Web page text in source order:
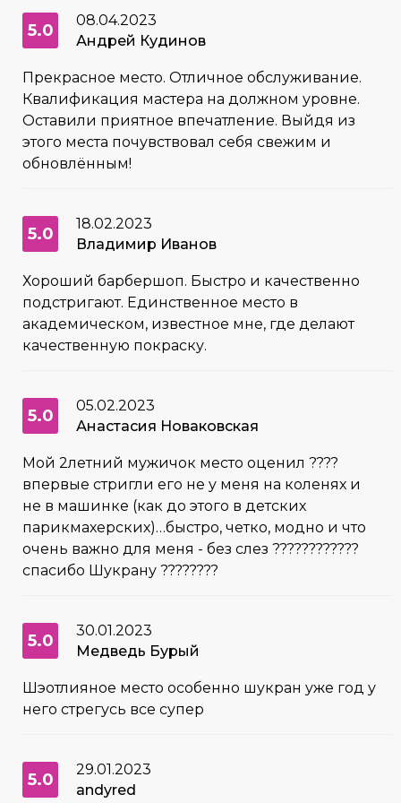
5.0
08.04.2023
Андрей Кудинов
Прекрасное место. Отличное обслуживание.
Квалификация мастера на должном уровне.
Оставили приятное впечатление. Выйдя из
этого места почувствовал себя свежим и
обновлённым!
5.0
18.02.2023
Владимир Иванов
Хороший барбершоп. Быстро и качественно
подстригают. Единственное место в
академическом, известное мне, где делают
качественную покраску.
5.0
05.02.2023
Анастасия Новаковская
Мой 2летний мужичок место оценил ????
впервые стригли его не у меня на коленях и
не в машинке (как до этого в детских
парикмахерских)…быстро, четко, модно и что
очень важно для меня - без слез ????????????
спасибо Шукрану ????????
5.0
30.01.2023
Медведь Бурый
Шэотлияное место особенно шукран уже год у
него стрегусь все супер
5.0
29.01.2023
andyred